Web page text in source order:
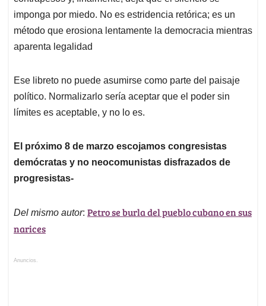
imponga por miedo. No es estridencia retórica; es un
método que erosiona lentamente la democracia mientras
aparenta legalidad
Ese libreto no puede asumirse como parte del paisaje
político. Normalizarlo sería aceptar que el poder sin
límites es aceptable, y no lo es.
El próximo 8 de marzo escojamos congresistas
demócratas y no neocomunistas disfrazados de
progresistas-
Del mismo autor: Petro se burla del pueblo cubano en sus
narices
Anuncios.